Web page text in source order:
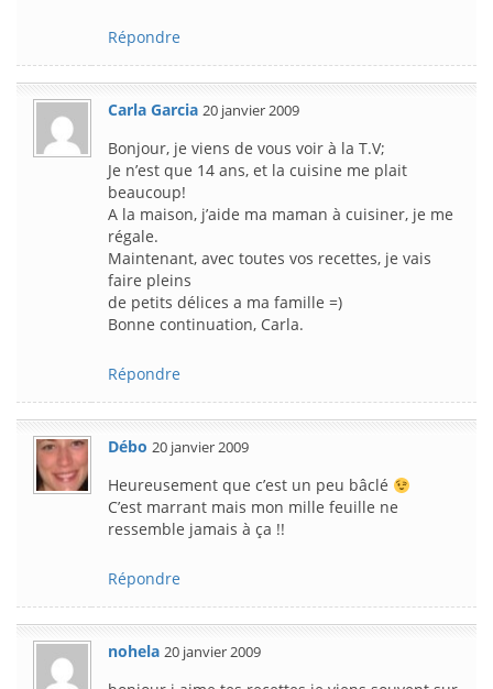
Répondre
Carla Garcia 20 janvier 2009
Bonjour, je viens de vous voir à la T.V;
Je n’est que 14 ans, et la cuisine me plait
beaucoup!
A la maison, j’aide ma maman à cuisiner, je me
régale.
Maintenant, avec toutes vos recettes, je vais
faire pleins
de petits délices a ma famille =)
Bonne continuation, Carla.
Répondre
Débo 20 janvier 2009
Heureusement que c’est un peu bâclé
C’est marrant mais mon mille feuille ne
ressemble jamais à ça !!
Répondre
nohela 20 janvier 2009